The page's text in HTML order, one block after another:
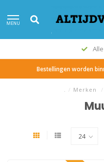
MENU
Bestellingen worden
. / Merken /